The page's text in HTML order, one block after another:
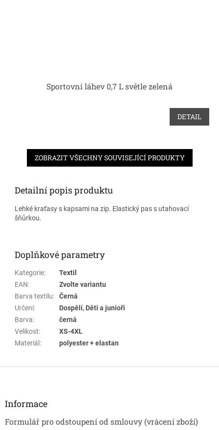
Sportovní láhev 0,7 L světle zelená
DETAIL
ZOBRAZIT VŠECHNY SOUVISEJÍCÍ PRODUKTY
Detailní popis produktu
Lehké kraťasy s kapsami na zip. Elastický pas s utahovací
šňůrkou.
Doplňkové parametry
Kategorie:
Textil
EAN:
Zvolte variantu
Barva textilu:
Černá
Určení:
Dospělí, Děti a junioři
Barva:
černá
Velikost:
XS-4XL
Materiál : polyester + elastan
Z
Informace
Formulář pro odstoupení od smlouvy (vrácení zboží)